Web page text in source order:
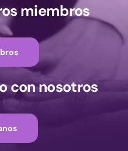
miembros
con nosotros